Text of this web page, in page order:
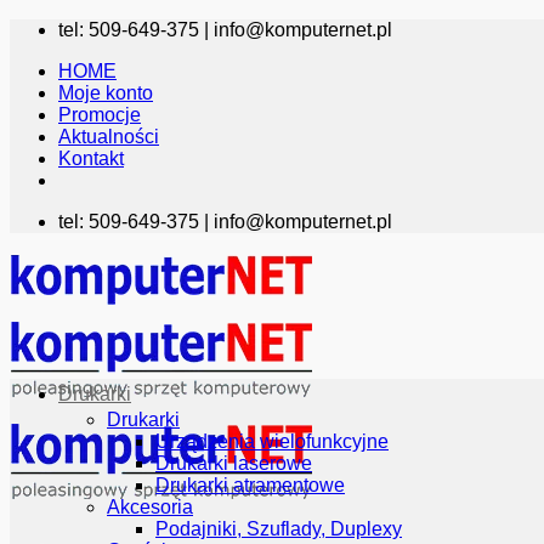
Przewiń
zawartości
tel: 509-649-375 | info@komputernet.pl
HOME
Moje konto
Promocje
Aktualności
Kontakt
tel: 509-649-375 | info@komputernet.pl
Drukarki
Drukarki
Urządzenia wielofunkcyjne
Drukarki laserowe
Drukarki atramentowe
Akcesoria
Podajniki, Szuflady, Duplexy